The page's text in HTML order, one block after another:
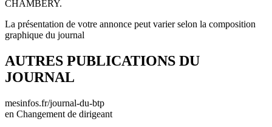
CHAMBÉRY.
La présentation de votre annonce peut varier selon la composition
graphique du journal
AUTRES PUBLICATIONS DU
JOURNAL
mesinfos.fr/journal-du-btp
en Changement de dirigeant